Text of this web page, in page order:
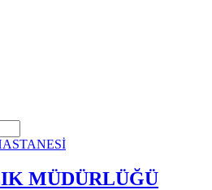
MÜDÜRLÜĞÜ